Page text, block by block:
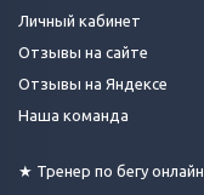
Личный кабинет
Отзывы на сайте
Отзывы на Яндексе
Наша команда
★ Тренер по бегу онлайн